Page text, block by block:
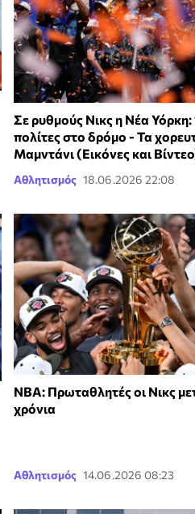
Σε ρυθμούς Νικς η Νέα Υόρκη:
πολίτες στο δρόμο - Τα
Μαμντάνι (Εικόνες και
Αθλητισμός 18.06.2026 22:08
NBA: Πρωταθλητές οι Νικς
χρόνια
Αθλητισμός 14.06.2026 08:23